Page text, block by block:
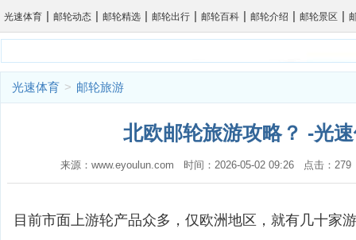
光速体育 | 邮轮动态 | 邮轮精选 | 邮轮出行 | 邮轮百科 | 邮轮介绍 | 邮轮景区 |
光速体育 > 邮轮旅游
北欧邮轮旅游攻略？ -光
来源：www.eyoulun.com 时间：2026-05-02 09:26 点击：
目前市面上游轮产品众多，仅欧洲地区，就有几十家